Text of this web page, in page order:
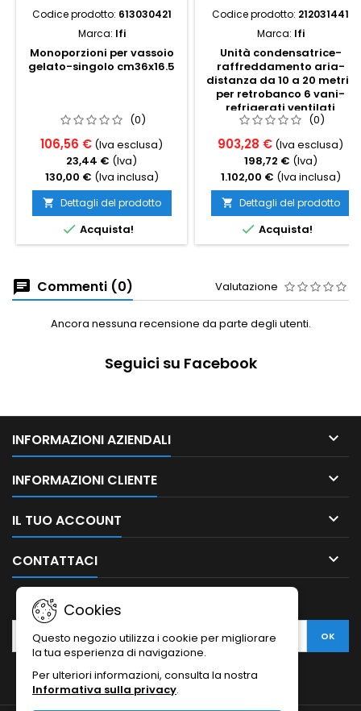
Codice prodotto: 613030421
Marca: Ifi
Monoporzioni per vassoio
gelato-singolo cm36x16.5
(0)
106,56 € (Iva esclusa)
23,44 € (Iva)
130,00 € (Iva inclusa)
 Dettagli del prodotto
 Acquista!
Codice prodotto: 212031441
Marca: Ifi
Unità condensatrice-
raffreddamento aria-
distanza da 10 a 20 metri-
per retrobanco 6 vani-
refrigerati ventilati
(0)
903,28 € (Iva esclusa)
198,72 € (Iva)
1.102,00 € (Iva inclusa)
 Dettagli del prodotto
 Acquista!
Commenti (0) Valutazione
Ancora nessuna recensione da parte degli utenti.
Seguici su Facebook
INFORMAZIONI AZIENDALI 
INFORMAZIONI CLIENTE 
IL TUO ACCOUNT 
CONTATTACI 
Cookies
Questo negozio utilizza i cookie per migliorare
la tua esperienza di navigazione.
Per ulteriori informazioni, consulta la nostra
Informativa sulla privacy.